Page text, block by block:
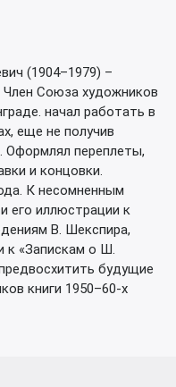
(1904–1979) –
Член Союза художников
начал работать в
еще не получив
Оформлял переплеты,
и концовки.
К несомненным
его иллюстрации к
В. Шекспира,
к «Запискам о Ш.
будущие
книги 1950–60-х